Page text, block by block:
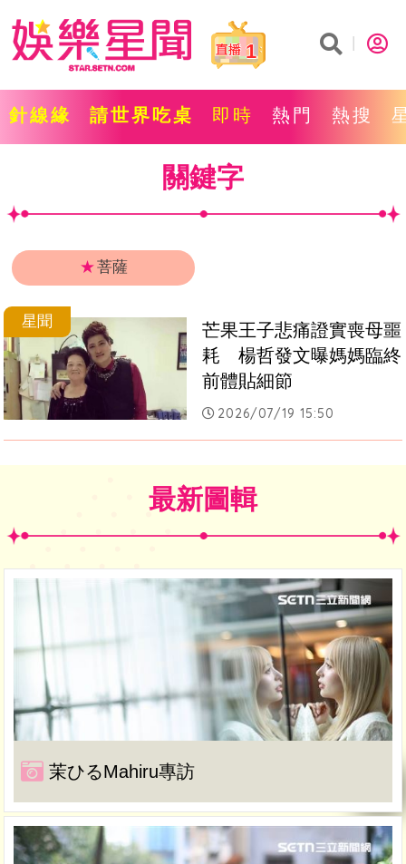
1
針線緣 請世界吃桌 即時 熱門 熱搜
關鍵字
★菩薩
星聞
芒果王子悲痛證實喪母噩
耗　楊哲發文曝媽媽臨終
前體貼細節
2026/07/19 15:50
最新圖輯
茉ひるMahiru專訪